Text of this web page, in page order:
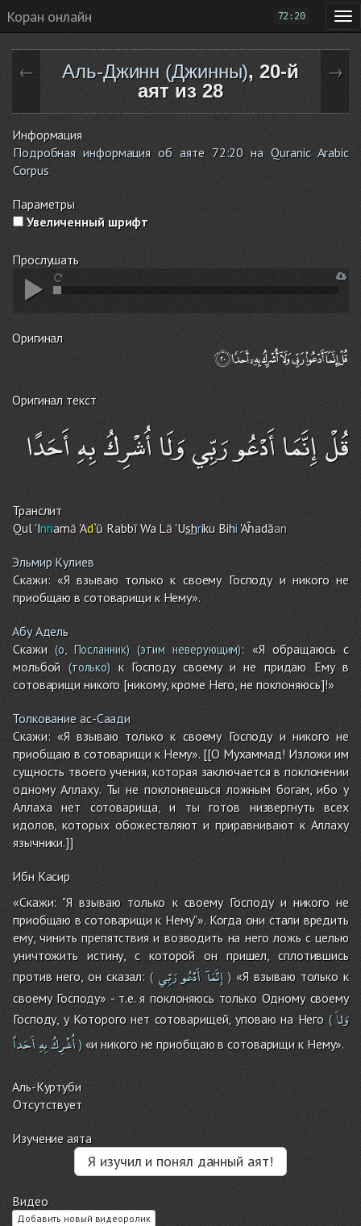
Коран онлайн 72:20
← Аль-Джинн (Джинны), 20-й
аят из 28
→
Информация
Подробная информация об аяте 72:20 на Quranic Arabic
Corpus
Параметры
Увеличенный шрифт
Прослушать
Оригинал
Оригинал текст
قُلْ إِنَّمَا أَدْعُو رَبِّي وَلَا أُشْرِكُ بِهِ أَحَدًا
Транслит
Qul 'Innamā'Ad`ū Rabbī Wa Lā 'Ushriku Bihi'Aĥadāan
Эльмир Кулиев
Скажи: «Я взываю только к своему Господу и никого не
приобщаю в сотоварищи к Нему».
Абу Адель
Скажи(о, Посланник)(этим неверующим): «Я обращаюсь с
мольбой (только) к Господу своему и не придаю Ему в
сотоварищи никого [никому, кроме Него, не поклоняюсь]!»
Толкование ас-Саади
Скажи: «Я взываю только к своему Господу и никого не
приобщаю в сотоварищи к Нему». [[О Мухаммад! Изложи им
сущность твоего учения, которая заключается в поклонении
одному Аллаху. Ты не поклоняешься ложным богам, ибо у
Аллаха нет сотоварища, и ты готов низвергнуть всех
идолов, которых обожествляют и приравнивают к Аллаху
язычники.]]
Ибн Касир
«Скажи: "Я взываю только к своему Господу и никого не
приобщаю в сотоварищи к Нему"». Когда они стали вредить
ему, чинить препятствия и возводить на него ложь с целью
уничтожить истину, с которой он пришел, сплотившись
против него, он сказал: ( إِنَّمَآأَدْعُورَبِّي ) «Я взываю только к
своему Господу» - т.е. я поклоняюсь только Одному своему
Господу, у Которого нет сотоварищей, уповаю на Него ( وَلاَ
أُشْرِكُبِهِأَحَداً )«и никого не приобщаю в сотоварищи к Нему».
Аль-Куртуби
Отсутствует
Изучение аята
Я изучил и понял данный аят!
Видео
Добавить новый видеоролик